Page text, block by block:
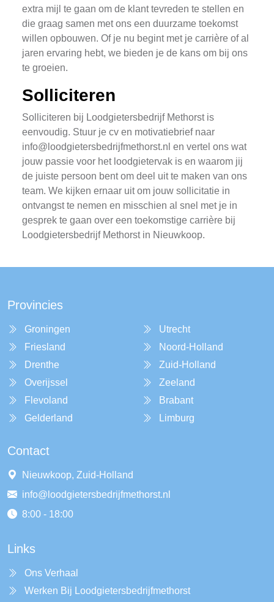
extra mijl te gaan om de klant tevreden te stellen en
die graag samen met ons een duurzame toekomst
willen opbouwen. Of je nu begint met je carrière of al
jaren ervaring hebt, we bieden je de kans om bij ons
te groeien.
Solliciteren
Solliciteren bij Loodgietersbedrijf Methorst is
eenvoudig. Stuur je cv en motivatiebrief naar
info@loodgietersbedrijfmethorst.nl en vertel ons wat
jouw passie voor het loodgietervak is en waarom jij
de juiste persoon bent om deel uit te maken van ons
team. We kijken ernaar uit om jouw sollicitatie in
ontvangst te nemen en misschien al snel met je in
gesprek te gaan over een toekomstige carrière bij
Loodgietersbedrijf Methorst in Nieuwkoop.
Provincies
Groningen
Friesland
Drenthe
Overijssel
Flevoland
Gelderland
Utrecht
Noord-Holland
Zuid-Holland
Zeeland
Brabant
Limburg
Contact
Nieuwkoop, Zuid-Holland
info@loodgietersbedrijfmethorst.nl
8:00 - 18:00
Links
Ons Verhaal
Werken Bij Loodgietersbedrijfmethorst